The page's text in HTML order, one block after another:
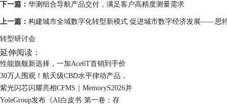
下一篇： 华测组合导航产品交付，满足客户高精度测量需求
上一篇： 构建城市全域数字化转型新模式 促进城市数字经济发展——思
转型研讨会
延伸阅读：
性能旗舰新选择，一加Ace6T首销到手价
30万人围观！航天级CBD水平律动产品，
紫光闪芯闪耀亮相CFMS｜MemoryS2026并
YoleGroup发布《AI白皮书·第一卷：存